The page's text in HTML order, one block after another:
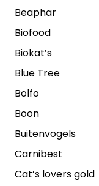
Beaphar
Biofood
Biokat’s
Blue Tree
Bolfo
Boon
Buitenvogels
Carnibest
Cat’s lovers gold